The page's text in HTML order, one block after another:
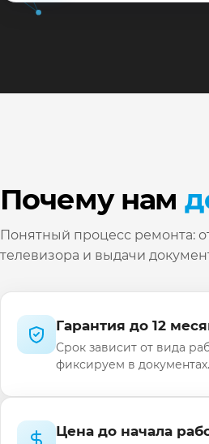
Почему нам
Понятный процесс ремонта:
телевизора и выдачи
Гарантия до 12
Срок зависит от вида
фиксируем в документах.
Цена до начала